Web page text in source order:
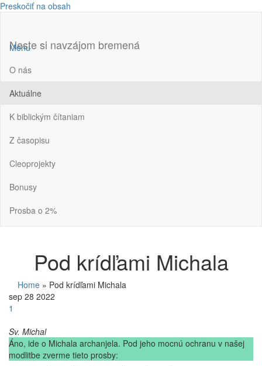
Preskočiť na obsah
Neste si navzájom bremená
Menu
O nás
Aktuálne
K biblickým čítaniam
Z časopisu
Cleoprojekty
Bonusy
Prosba o 2%
Pod krídľami Michala
Home » Pod krídľami Michala
sep 28 2022
1
Sv. Michal
Áno, ide o Michala archanjela. Pod jeho mocnú ochranu v našej
modlitbe zverme tieto prosby: